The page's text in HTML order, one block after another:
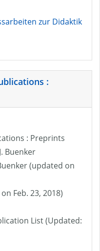
zur Didaktik
:
: Preprints
Buenker
(updated on
Feb. 23, 2018)
List (Updated: